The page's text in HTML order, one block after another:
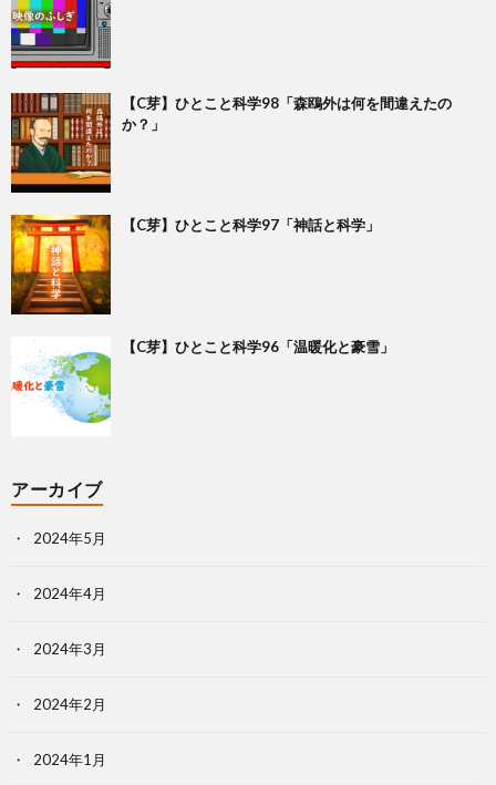
【C芽】ひとこと科学98「森鴎外は何を間違えたの
か？」
【C芽】ひとこと科学97「神話と科学」
【C芽】ひとこと科学96「温暖化と豪雪」
アーカイブ
2024年5月
2024年4月
2024年3月
2024年2月
2024年1月